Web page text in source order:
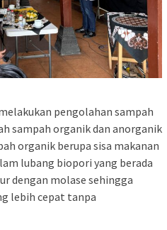
pengolahan sampah
sampah organik dan anorganik
organik berupa sisa makanan
lubang biopori yang berada
dengan molase sehingga
lebih cepat tanpa